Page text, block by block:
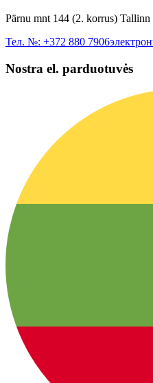
Pärnu mnt 144 (2. korrus) Tallinn
Тел. №: +372 880 7906
Nostra el. parduotuvės